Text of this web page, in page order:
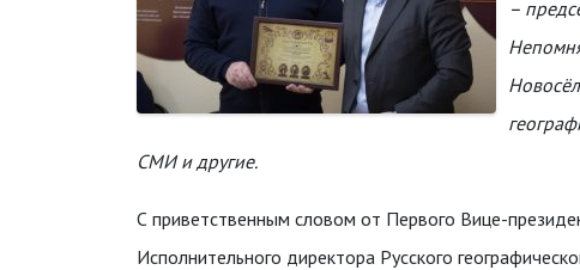
–
СМИ и другие.
С приветственным словом от Первого Вице-
Исполнительного директора Русского